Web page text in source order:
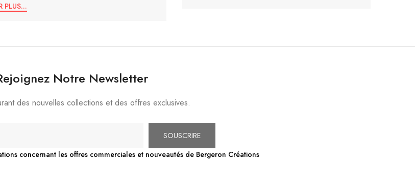
PLUS...
Notre Newsletter
des nouvelles collections et des offres exclusives.
SOUSCRIRE
concernant les offres commerciales et nouveautés de Bergeron Créations